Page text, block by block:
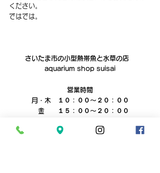
ください。
ではでは。
さいたま市の小型熱帯魚と水草の店
aquarium shop suisai
営業時間
月・木　１０：００～２０：００
金　　１５：００～２０：００
火・水　定休